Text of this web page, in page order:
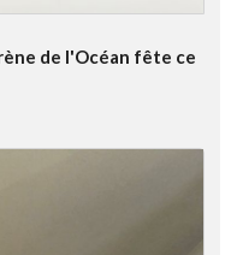
de l'Océan fête ce